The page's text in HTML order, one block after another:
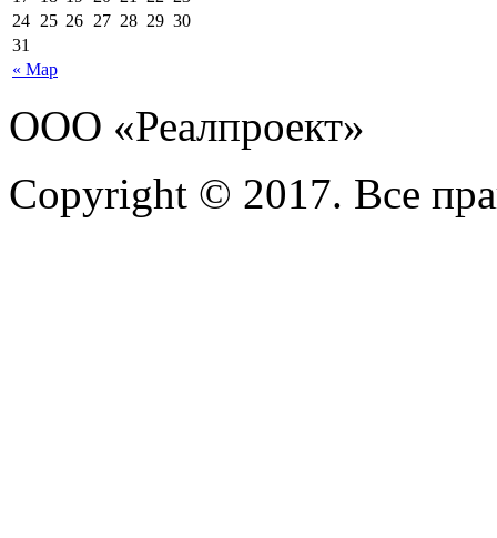
« Мар
24 25 26 27 28 29 30
31
ООО «Реалпроект»
Copyright © 2017. Все